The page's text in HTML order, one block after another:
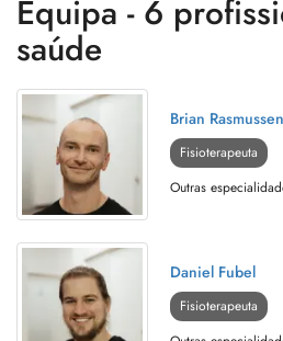
Equipa - 6
saúde
Brian Rasmussen
Fisioterapeuta
Outras
Daniel Fubel
Fisioterapeuta